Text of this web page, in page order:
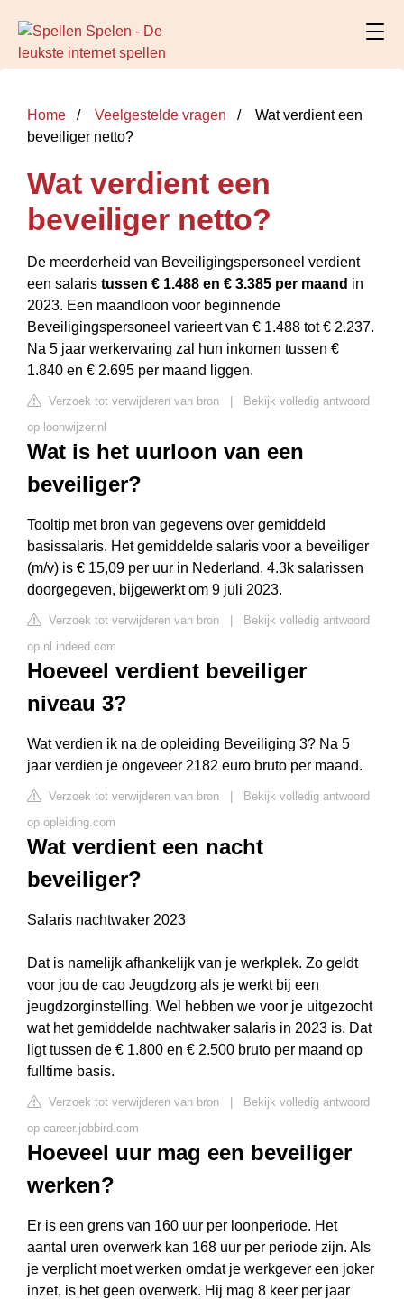
Home Veelgestelde vragen
Wat verdient een
beveiliger netto?
Wat verdient een
beveiliger netto?
De meerderheid van Beveiligingspersoneel verdient
een salaris tussen € 1.488 en € 3.385 per maand in
2023. Een maandloon voor beginnende
Beveiligingspersoneel varieert van € 1.488 tot € 2.237.
Na 5 jaar werkervaring zal hun inkomen tussen €
1.840 en € 2.695 per maand liggen.
Verzoek tot verwijderen van bron
Bekijk volledig antwoord
op loonwijzer.nl
Wat is het uurloon van een
beveiliger?
Tooltip met bron van gegevens over gemiddeld
basissalaris. Het gemiddelde salaris voor a beveiliger
(m/v) is € 15,09 per uur in Nederland. 4.3k salarissen
doorgegeven, bijgewerkt om 9 juli 2023.
Verzoek tot verwijderen van bron
Bekijk volledig antwoord
op nl.indeed.com
Hoeveel verdient beveiliger
niveau 3?
Wat verdien ik na de opleiding Beveiliging 3? Na 5
jaar verdien je ongeveer 2182 euro bruto per maand.
Verzoek tot verwijderen van bron
Bekijk volledig antwoord
op opleiding.com
Wat verdient een nacht
beveiliger?
Salaris nachtwaker 2023
Dat is namelijk afhankelijk van je werkplek. Zo geldt
voor jou de cao Jeugdzorg als je werkt bij een
jeugdzorginstelling. Wel hebben we voor je uitgezocht
wat het gemiddelde nachtwaker salaris in 2023 is. Dat
ligt tussen de € 1.800 en € 2.500 bruto per maand op
fulltime basis.
Verzoek tot verwijderen van bron
Bekijk volledig antwoord
op career.jobbird.com
Hoeveel uur mag een beveiliger
werken?
Er is een grens van 160 uur per loonperiode. Het
aantal uren overwerk kan 168 uur per periode zijn. Als
je verplicht moet werken omdat je werkgever een joker
inzet, is het geen overwerk. Hij mag 8 keer per jaar